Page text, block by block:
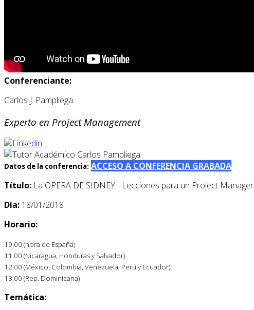
Conferenciante:
Carlos J. Pampliega
Experto en Project Management
Datos de la conferencia: ACCESO A CONFERENCIA GRABADA
Título: La OPERA DE SIDNEY - Lecciones para un Project Manager
Día: 18/01/2018
Horario:
19.00 (hora de España)
11.00 (Nicaragua, Honduras y Salvador)
12.00 (México, Colombia, Venezuela, Perú y Ecuador)
13.00 (Rep. Dominicana)
Temática: